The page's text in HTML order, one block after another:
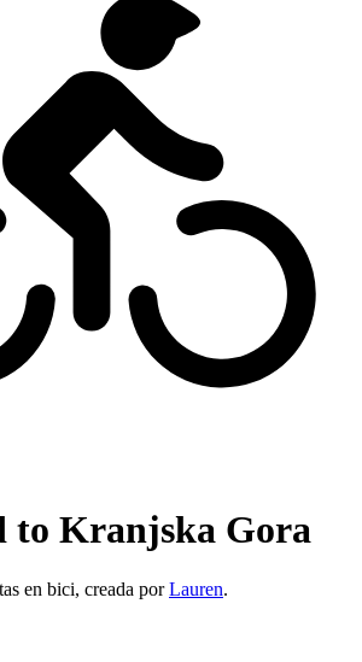
to Kranjska Gora
en bici, creada porLauren.